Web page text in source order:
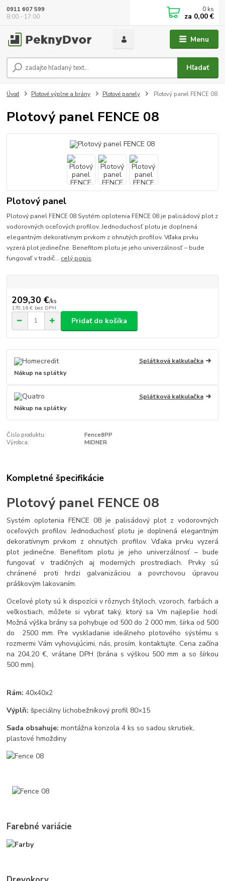
Menu
Hľadať
0911 607 599
8:00 - 17:00
0 ks
za 0,00 €
Úvod Plotové výplne a brány Plotové panely Plotový panel FENCE 08
Plotový panel FENCE 08
Plotový panel
Plotový panel FENCE 08 Systém oplotenia FENCE 08 je palisádový plot z
vodorovných oceľových profilov. Jednoduchosť plotu je doplnená
elegantným dekoratívnym prvkom z ohnutých profilov. Vďaka prvku
vyzerá plot jedinečne. Benefitom plotu je jeho univerzálnosť – bude
fungovať v tradič... celý popis
209,30 €/ks
170,16 € bez DPH
Pridať do košíka
Splátková kalkulačka
Nákup na splátky
Splátková kalkulačka
Nákup na splátky
Číslo produktu:
Fence8PP
Výrobca:
MIDNER
Kompletné špecifikácie
Plotový panel FENCE 08
Systém oplotenia FENCE 08 je palisádový plot z vodorovných
oceľových profilov. Jednoduchosť plotu je doplnená elegantným
dekoratívnym prvkom z ohnutých profilov. Vďaka prvku vyzerá
plot jedinečne. Benefitom plotu je jeho univerzálnosť – bude
fungovať v tradičných aj moderných prostrediach. Prvky sú
chránené proti hrdzi galvanizáciou a povrchovou úpravou
práškovým lakovaním.
Oceľové ploty sú k dispozícii v rôznych štýloch, vzoroch, farbách a
veľkostiach, môžete si vybrať taký, ktorý sa Vm najlepšie hodí.
Možná výška brány sa pohybuje od 500 do 2 000 mm, šírka od 500
do 2500 mm. Pre vyskladanie ideálneho plotového sýstému s
rozmermi Vám vyhovujúcimi, nás, prosím, kontaktujte. Cena začína
na 204,20 €, vrátane DPH (brána s výškou 500 mm a so šírkou
500 mm).
Rám:40x40x2
Výplň:špeciálny lichobežníkový profil 80×15
Sada obsahuje:montážna konzola 4 ks so sadou skrutiek,
plastové hmoždiny
Farebné variácie